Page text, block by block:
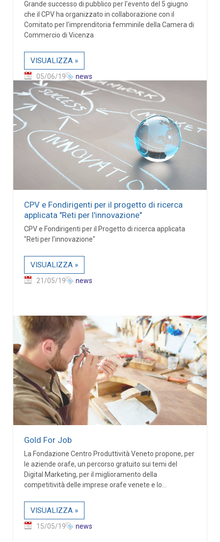
Grande successo di pubblico per l'evento del 5 giugno
che il CPV ha organizzato in collaborazione con il
Comitato per l’imprenditoria femminile della Camera di
Commercio di Vicenza
VISUALIZZA »
05/06/19 news
CPV e Fondirigenti per il progetto di ricerca
applicata "Reti per l'innovazione"
CPV e Fondirigenti per il Progetto di ricerca applicata
"Reti per l'innovazione"
VISUALIZZA »
21/05/19 news
Gold For Job
La Fondazione Centro Produttività Veneto propone, per
le aziende orafe, un percorso gratuito sui temi del
Digital Marketing, per il miglioramento della
competitività delle imprese orafe venete e lo...
VISUALIZZA »
15/05/19 news